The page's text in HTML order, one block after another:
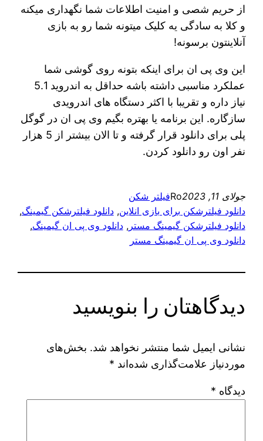
از حریم شصی و امنیت اطلاعات شما نگهداری میکنه
و کلا به سادگی یه کلیک میتونه شما رو به بازی
آنلاینتون برسونه!
این وی پی ان برای اینکه بتونه روی گوشی شما
عملکرد مناسبی داشته باشه حداقل به اندروید 5.1
نیاز داره و تقریبا با اکثر دستگاه های اندرویدی
سازگاره. این برنامه یا بهتره بگیم وی پی ان در گوگل
پلی برای دانلود قرار گرفته و تا الان بیشتر از 5 هزار
نفر اون رو دانلود کردن.
جولای 11, 2023 Roفیلتر شکن
دانلود فیلترشکن برای بازی انلاین, دانلود فیلترشکن گیمینگ,
دانلود فیلترشکن گیمینگ مستر, دانلود وی پی ان گیمینگ,
دانلود وی پی ان گیمینگ مستر
دیدگاهتان را بنویسید
نشانی ایمیل شما منتشر نخواهد شد. بخش‌های
موردنیاز علامت‌گذاری شده‌اند *
دیدگاه *